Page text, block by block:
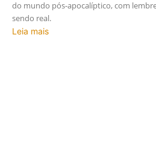
do mundo pós-apocalíptico, com
sendo real.
Leia mais